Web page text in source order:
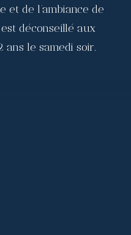
et de l’ambiance de
déconseillé aux
ans le samedi soir.